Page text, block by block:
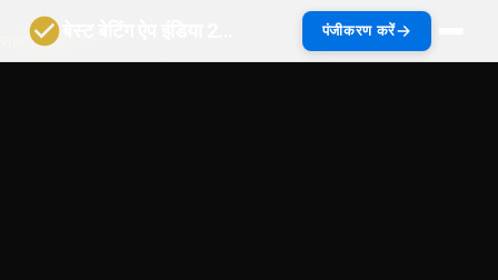
सामग्री पर जाएं
पंजीकरण करें